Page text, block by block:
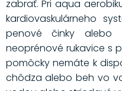
zabrať. Pri aqua
kardiovaskulárneho
penové činky alebo
neoprénové rukavice s
pomôcky nemáte k
chôdza alebo beh vo